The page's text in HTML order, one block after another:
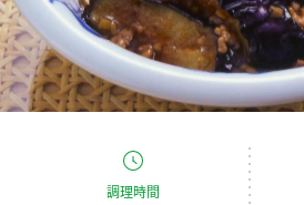
みりん風・料理酒
つゆ
スープ
商品ブランドサイト
Fibee（ファイビー）
くらしプラ酢
お酢ドリンク
企業情報
国内事業概要
企業理念
ミツカンを知る
調理時間